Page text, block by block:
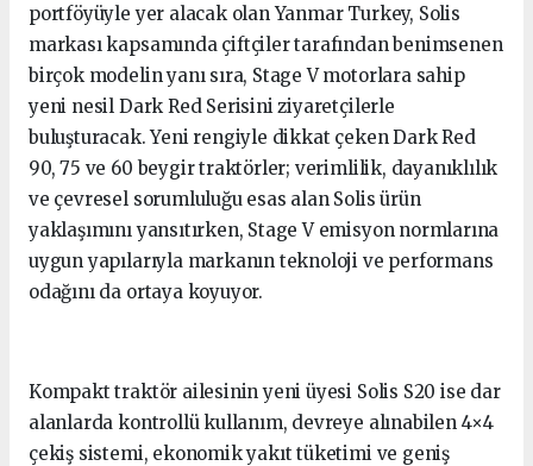
portföyüyle yer alacak olan Yanmar Turkey, Solis
markası kapsamında çiftçiler tarafından benimsenen
birçok modelin yanı sıra, Stage V motorlara sahip
yeni nesil Dark Red Serisini ziyaretçilerle
buluşturacak. Yeni rengiyle dikkat çeken Dark Red
90, 75 ve 60 beygir traktörler; verimlilik, dayanıklılık
ve çevresel sorumluluğu esas alan Solis ürün
yaklaşımını yansıtırken, Stage V emisyon normlarına
uygun yapılarıyla markanın teknoloji ve performans
odağını da ortaya koyuyor.
Kompakt traktör ailesinin yeni üyesi Solis S20 ise dar
alanlarda kontrollü kullanım, devreye alınabilen 4×4
çekiş sistemi, ekonomik yakıt tüketimi ve geniş